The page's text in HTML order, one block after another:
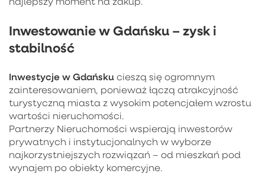
Inwestowanie w Gdańsku – zysk i
stabilność
Inwestycje w Gdańsku cieszą się ogromnym
zainteresowaniem, ponieważ łączą atrakcyjność
turystyczną miasta z wysokim potencjałem wzrostu
wartości nieruchomości.
Partnerzy Nieruchomości wspierają inwestorów
prywatnych i instytucjonalnych w wyborze
najkorzystniejszych rozwiązań – od mieszkań pod
wynajem po obiekty komercyjne.